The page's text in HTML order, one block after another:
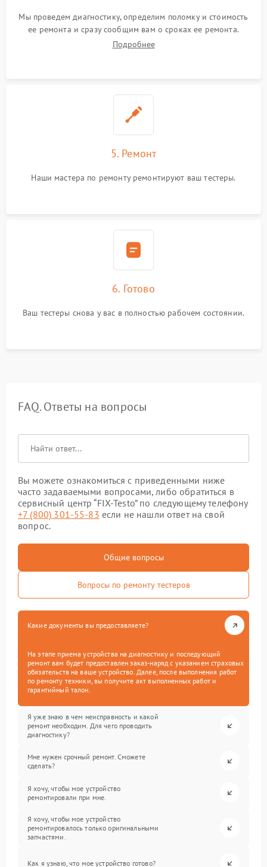
Мы проведем диагностику, определим поломку и стоимость
ее ремонта и сразу сообщим вам о сроках ее ремонта.
Подробнее
5. Ремонт
Наши мастера по ремонту ремонтируют ваш тестеры.
6. Готово
Ваш тестеры снова у вас в полностью рабочем состоянии.
FAQ. Ответы на вопросы
Вы можете ознакомиться с приведенными ниже
часто задаваемыми вопросами, либо обратиться в
сервисный центр “FIX-Testo” по следующему телефону
+7 (800) 301-55-83 если не нашли ответ на свой
вопрос.
Общие вопросы
Вопросы по ремонту тестеров
Какие документы вы предоставляете?
На этапе приема устройства на диагностику и последующий
ремонт вам будет предоставлен заказ-наряд с указанием страховых
обязательств на ваше устройство. Далее, после выполнения работ
по ремонту техники, вы получите акт выполненных работ и
гарантийный талон.
Я уже знаю в чем неисправность и какой
ремонт необходим. Для чего проводить
диагностику?
Мне нужен срочный ремонт. Сможете
сделать?
Я хочу, чтобы мое устройство
ремонтировали при мне.
Я хочу, чтобы мое устройство
ремонтировалось только оригинальными
запчастями.
Как я узнаю, что мое устройство готово?